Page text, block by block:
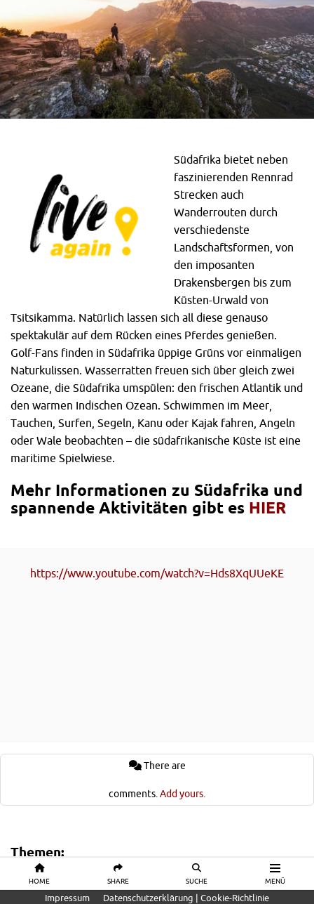
HOME SHARE SUCHE MENÜ
Südafrika bietet neben
faszinierenden Rennrad
Strecken auch
Wanderrouten durch
verschiedenste
Landschaftsformen, von
den imposanten
Drakensbergen bis zum
Küsten-Urwald von
Tsitsikamma. Natürlich lassen sich all diese genauso
spektakulär auf dem Rücken eines Pferdes genießen.
Golf-Fans finden in Südafrika üppige Grüns vor einmaligen
Naturkulissen. Wasserratten freuen sich über gleich zwei
Ozeane, die Südafrika umspülen: den frischen Atlantik und
den warmen Indischen Ozean. Schwimmen im Meer,
Tauchen, Surfen, Segeln, Kanu oder Kajak fahren, Angeln
oder Wale beobachten – die südafrikanische Küste ist eine
maritime Spielwiese.
Mehr Informationen zu Südafrika und
spannende Aktivitäten gibt es HIER
https://www.youtube.com/watch?v=Hds8XqUUeKE
comments. Add yours.
Themen:
Cape Town Cycle Tour Radreisen Radrennen
Rennradreisen South Africa Südafrika
Impressum Datenschutzerklärung | Cookie-Richtlinie